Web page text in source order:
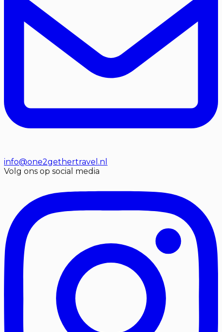
info@one2gethertravel.nl
Volg ons op social media